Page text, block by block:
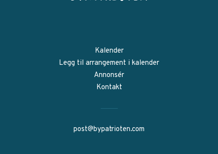
Kalender
Legg til arrangement i kalender
Annonsér
Kontakt
post@bypatrioten.com